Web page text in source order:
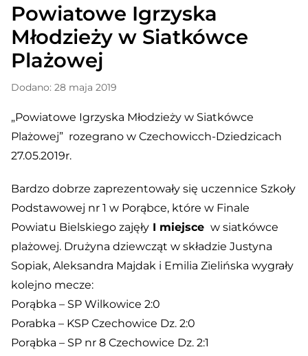
Powiatowe Igrzyska
Młodzieży w Siatkówce
Plażowej
Dodano: 28 maja 2019
„Powiatowe Igrzyska Młodzieży w Siatkówce
Plażowej” rozegrano w Czechowicch-Dziedzicach
27.05.2019r.
Bardzo dobrze zaprezentowały się uczennice Szkoły
Podstawowej nr 1 w Porąbce, które w Finale
Powiatu Bielskiego zajęłyI miejsce w siatkówce
plażowej.Drużyna dziewcząt w składzie Justyna
Sopiak, Aleksandra Majdak i Emilia Zielińska wygrały
kolejno mecze:
Porąbka – SP Wilkowice 2:0
Porabka – KSP Czechowice Dz. 2:0
Porąbka – SP nr 8 Czechowice Dz. 2:1